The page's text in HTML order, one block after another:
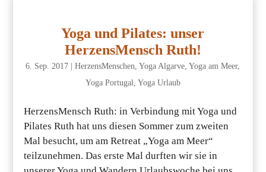
Yoga und Pilates: unser
HerzensMensch Ruth!
6. Sep. 2017 |HerzensMenschen,Yoga Algarve,Yoga am Meer,
Yoga Portugal, Yoga Urlaub
HerzensMensch Ruth: in Verbindung mit Yoga und
Pilates Ruth hat uns diesen Sommer zum zweiten
Mal besucht, um am Retreat „Yoga am Meer“
teilzunehmen. Das erste Mal durften wir sie in